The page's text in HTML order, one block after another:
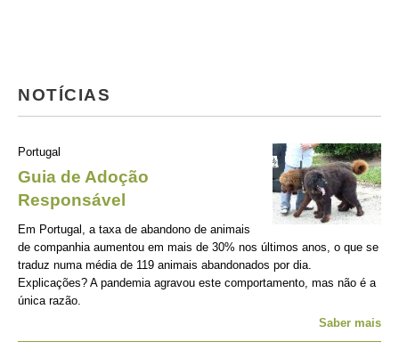
NOTÍCIAS
Portugal
Guia de Adoção
Responsável
Em Portugal, a taxa de abandono de animais
de companhia aumentou em mais de 30% nos últimos anos, o que se
traduz numa média de 119 animais abandonados por dia.
Explicações? A pandemia agravou este comportamento, mas não é a
única razão.
Saber mais